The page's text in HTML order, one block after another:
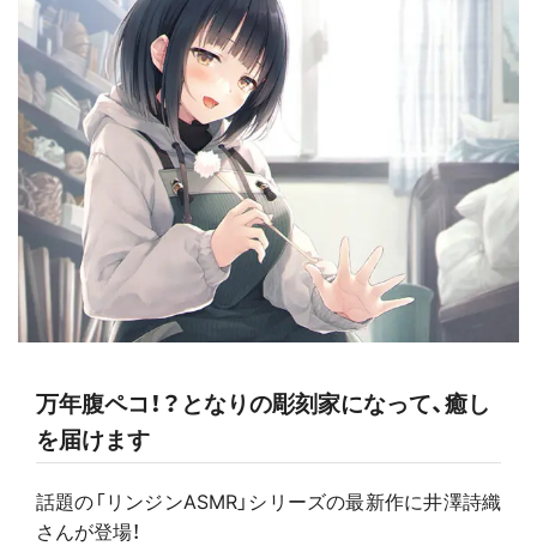
万年腹ペコ！？となりの彫刻家になって、癒し
を届けます
話題の「リンジンASMR」シリーズの最新作に井澤詩織
さんが登場！